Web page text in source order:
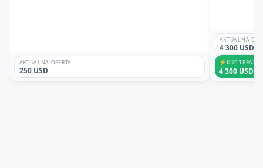
AKTUALNA OFERTA
250 USD
AKTUALNA
4 300 USD
⚡KUP TERAZ
4 300 USD